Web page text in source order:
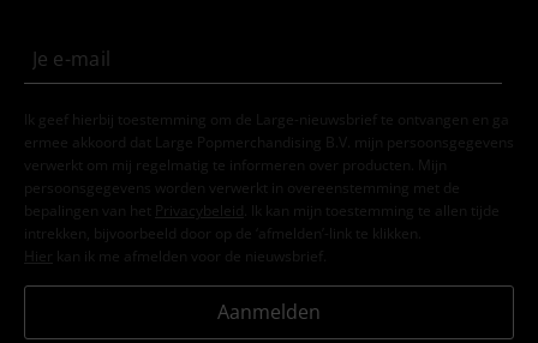
Ik geef hierbij toestemming om de Large-nieuwsbrief te ontvangen en ga
ermee akkoord dat Large Popmerchandising B.V. mijn persoonsgegevens
verwerkt om mij regelmatig te informeren over producten. Mijn
persoonsgegevens worden verwerkt in overeenstemming met de
bepalingen van het
Privacybeleid . Ik kan mijn toestemming te allen tijde
intrekken, bijvoorbeeld door op de ‘afmelden’-link te klikken.
Hier kan ik me afmelden voor de nieuwsbrief.
Aanmelden